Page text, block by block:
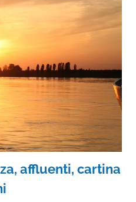
affluenti, cartina